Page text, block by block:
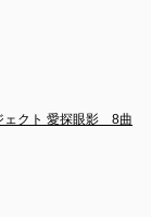
ェクト 愛探眼影　8曲